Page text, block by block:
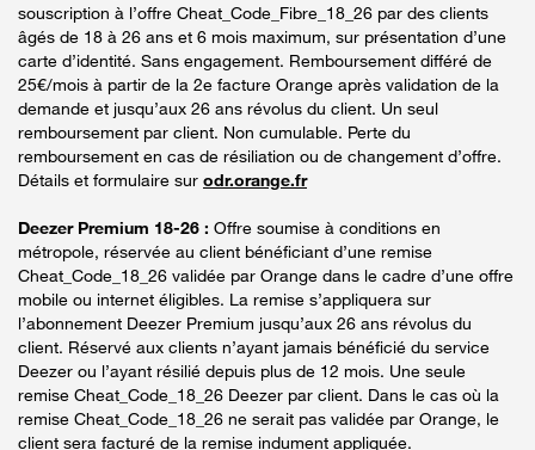
souscription à l’offre Cheat_Code_Fibre_18_26 par des clients
âgés de 18 à 26 ans et 6 mois maximum, sur présentation d’une
carte d’identité. Sans engagement. Remboursement différé de
25€/mois à partir de la 2e facture Orange après validation de la
demande et jusqu’aux 26 ans révolus du client. Un seul
remboursement par client. Non cumulable. Perte du
remboursement en cas de résiliation ou de changement d’offre.
Détails et formulaire sur odr.orange.fr
Deezer Premium 18-26 : Offre soumise à conditions en
métropole, réservée au client bénéficiant d’une remise
Cheat_Code_18_26 validée par Orange dans le cadre d’une offre
mobile ou internet éligibles. La remise s’appliquera sur
l’abonnement Deezer Premium jusqu’aux 26 ans révolus du
client. Réservé aux clients n’ayant jamais bénéficié du service
Deezer ou l’ayant résilié depuis plus de 12 mois. Une seule
remise Cheat_Code_18_26 Deezer par client. Dans le cas où la
remise Cheat_Code_18_26 ne serait pas validée par Orange, le
client sera facturé de la remise indument appliquée.